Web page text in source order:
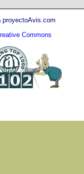
proyectoAvis.com
Commons